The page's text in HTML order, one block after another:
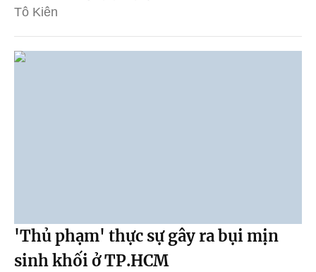
Tô Kiên
'Thủ phạm' thực sự gây ra bụi mịn
sinh khối ở TP.HCM